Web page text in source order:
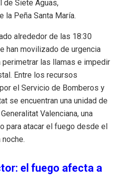
de Siete Aguas,
la Peña Santa María.
alrededor de las 18:30
han movilizado de urgencia
las llamas e impedir
Entre los recursos
el Servicio de Bomberos y
se encuentran una unidad de
Valenciana, una
para atacar el fuego desde el
el fuego afecta a